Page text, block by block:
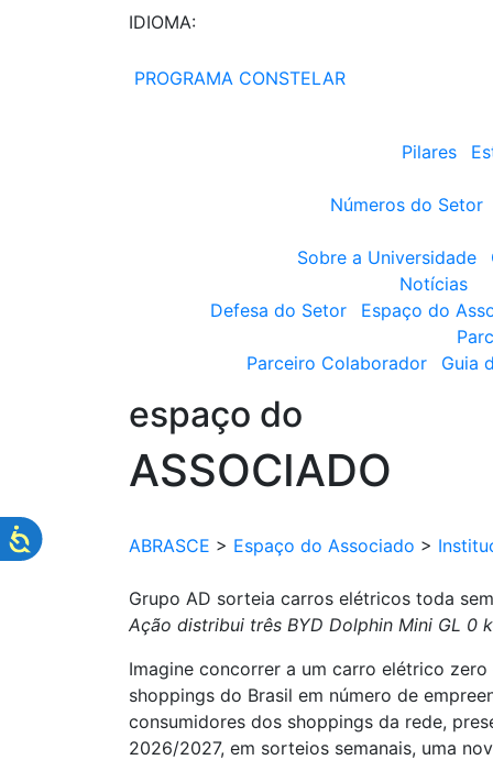
IDIOMA:
PROGRAMA CONSTELAR
Pilares
Números do Setor
Sobre a Universidade
Notícias
Defesa do Setor
Espaço do
Parceiro Colaborador
Guia
espaço do
ASSOCIADO
ABRASCE > Espaço do Associado >
Grupo AD sorteia carros elétricos toda
Ação distribui três BYD Dolphin Mini GL
Imagine concorrer a um carro elétrico
shoppings do Brasil em número de
consumidores dos shoppings da rede,
2026/2027, em sorteios semanais, uma